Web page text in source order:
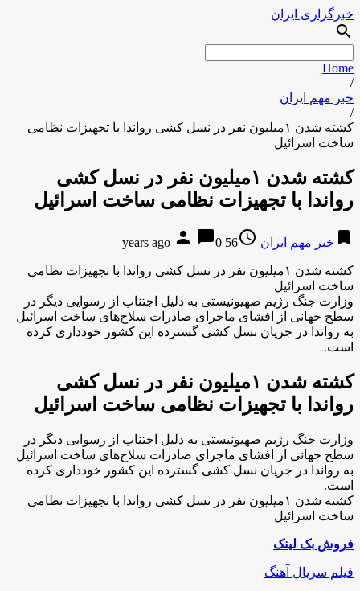
خبرگزاری ایران
search
Home
/
خبر مهم ایران
/
کشته شدن ۱میلیون نفر در نسل کشی رواندا با تجهیزات نظامی
ساخت اسرائیل
کشته شدن ۱میلیون نفر در نسل کشی
رواندا با تجهیزات نظامی ساخت اسرائیل
bookmark خبر مهم ایران access_time
56 years ago
person chat_bubble0
کشته شدن ۱میلیون نفر در نسل کشی رواندا با تجهیزات نظامی
ساخت اسرائیل
وزارت جنگ رژیم صهیونیستی به دلیل اجتناب از رسوایی دیگر در
سطح جهانی از افشای ماجرای صادرات سلاح‌های ساخت اسرائیل
به رواندا در جریان نسل کشی گسترده این کشور خودداری کرده
است.
کشته شدن ۱میلیون نفر در نسل کشی
رواندا با تجهیزات نظامی ساخت اسرائیل
وزارت جنگ رژیم صهیونیستی به دلیل اجتناب از رسوایی دیگر در
سطح جهانی از افشای ماجرای صادرات سلاح‌های ساخت اسرائیل
به رواندا در جریان نسل کشی گسترده این کشور خودداری کرده
است.
کشته شدن ۱میلیون نفر در نسل کشی رواندا با تجهیزات نظامی
ساخت اسرائیل
فروش بک لینک
فیلم سریال آهنگ